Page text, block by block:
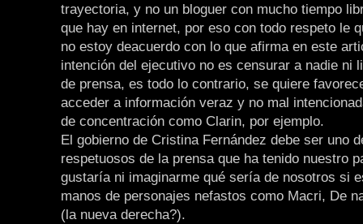
trayectoria, y no un bloguer con mucho tiempo
que hay en internet, por eso con todo respeto le
no estoy deacuerdo con lo que afirma en este
intención del ejecutivo no es censurar a nadie ni
de prensa, es todo lo contrario, se quiere
acceder a información veraz y no mal
de concentración como Clarin, por ejemplo.
El gobierno de Cristina Fernández debe ser uno
respetuosos de la prensa que ha tenido nuestro
gustaría ni imaginarme qué sería de nosotros si
manos de personajes nefastos como Macri, De
(la nueva derecha?).